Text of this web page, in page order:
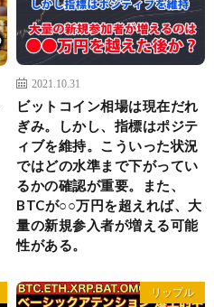
2021.10.31
ビットコイン相場は現在だれ
ぎみ。しかし、指標はポジテ
ィブを維持。こういった状況
ではどの水準まで下がってい
るかの確認が重要。また、
BTCが○○万円を超えれば、大
量の新規参入者が増える可能
性がある。
リップル